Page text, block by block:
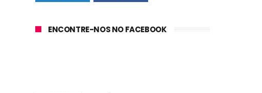
ENCONTRE-NOS NO FACEBOOK